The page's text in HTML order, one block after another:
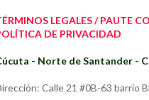
LEGALES / PAUTE
DE PRIVACIDAD
- Norte de Santander -
Calle 21 #0B-63 barrio